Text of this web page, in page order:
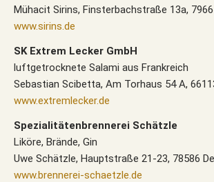
Mühacit Sirins, Finsterbachstraße 13a,
www.sirins.de
SK Extrem Lecker GmbH
luftgetrocknete Salami aus Frankreich
Sebastian Scibetta, Am Torhaus 54 A,
www.extremlecker.de
Spezialitätenbrennerei Schätzle
Liköre, Brände, Gin
Uwe Schätzle, Hauptstraße 21-23, 78586
www.brennerei-schaetzle.de